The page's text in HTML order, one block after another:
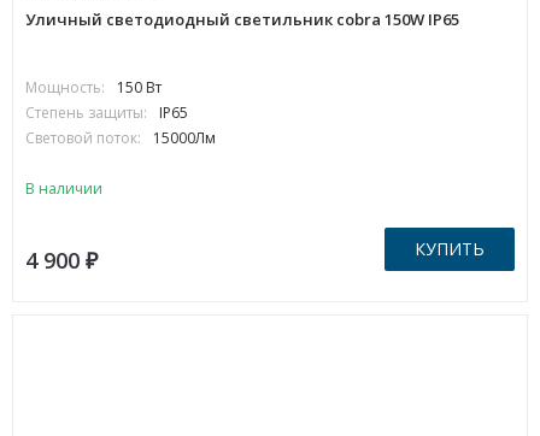
Уличный светодиодный светильник cobra 150W IP65
Мощность:
150 Вт
Степень защиты:
IP65
Световой поток:
15000Лм
В наличии
4 900 ₽ КУПИТЬ